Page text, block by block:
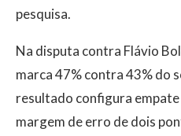
pesquisa.
Na disputa contra Flávio
marca 47% contra 43% do
resultado configura
margem de erro de dois